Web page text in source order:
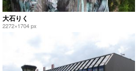
大石りく
2272×1704 px